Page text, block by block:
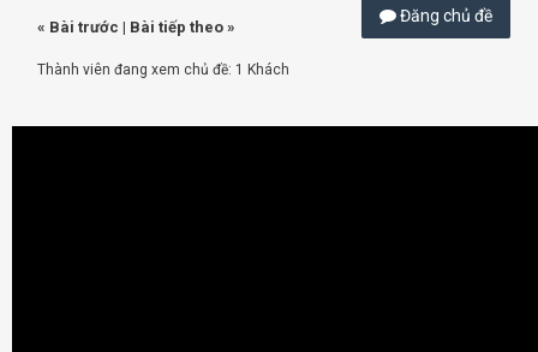
Đăng chủ đề
« Bài trước | Bài tiếp theo »
Thành viên đang xem chủ đề: 1 Khách